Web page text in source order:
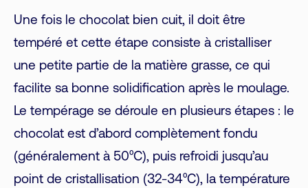
Une fois le chocolat bien cuit, il doit être
tempéré et cette étape consiste à cristalliser
une petite partie de la matière grasse, ce qui
facilite sa bonne solidification après le moulage.
Le tempérage se déroule en plusieurs étapes : le
chocolat est d’abord complètement fondu
(généralement à 50⁰C), puis refroidi jusqu’au
point de cristallisation (32-34⁰C), la température